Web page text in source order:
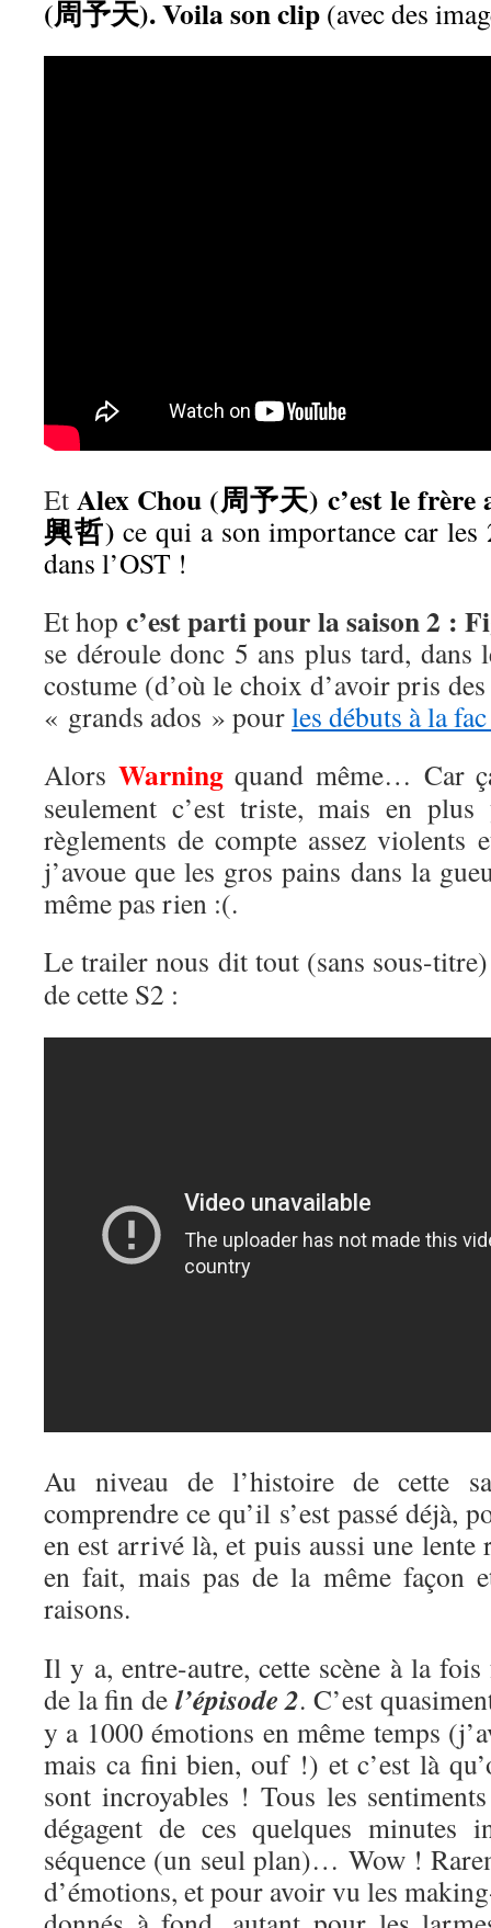
(周予天). Voila son clip (avec des
EtAlex Chou (周予天) c’est le frère
興哲)ce qui a son importance car les
dans l’OST !
Et hop c’est parti pour la saison 2 :
se déroule donc 5 ans plus tard, dans
costume (d’où le choix d’avoir pris
« grands ados » pourles débuts à la
Alors Warningquand même… Car
seulement c’est triste, mais en plus
règlements de compte assez violents
j’avoue que les gros pains dans la
même pas rien :(.
Le trailer nous dit tout (sans sous-
de cette S2 :
Au niveau de l’histoire de cette
comprendre ce qu’il s’est passé déjà,
en est arrivé là, et puis aussi une lente
en fait, mais pas de la même façon
raisons.
Il y a, entre-autre, cette scène à la
de la fin de l’épisode 2. C’est
y a 1000 émotions en même temps
mais ca fini bien, ouf !) et c’est là
sont incroyables ! Tous les
dégagent de ces quelques minutes
séquence (un seul plan)… Wow !
d’émotions, et pour avoir vu les